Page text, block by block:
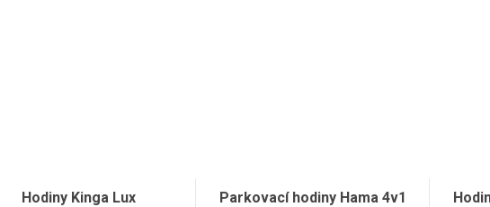
Hodiny Kinga Lux
Parkovací hodiny Hama 4v1